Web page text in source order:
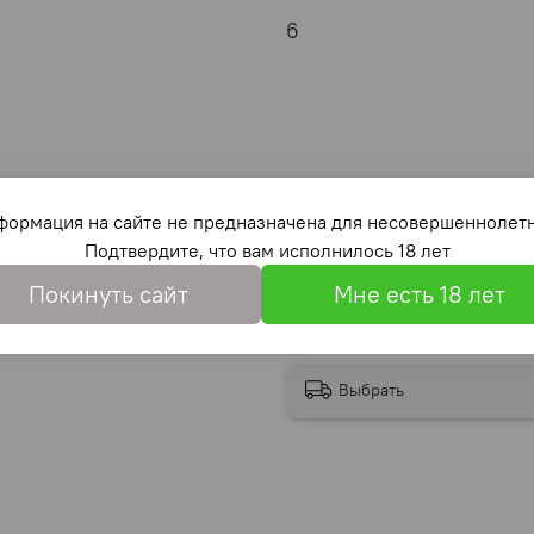
6
Выбрать
на сайте не предназначена для
Подтвердите, что вам исполнилось 18 лет
Покинуть сайт Мне есть 18 лет